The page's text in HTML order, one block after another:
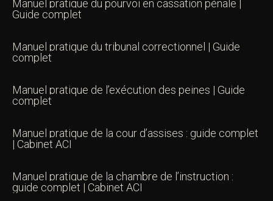
Manuel pratique du pourvoi en cassation pénale |
Guide complet
Manuel pratique du tribunal correctionnel | Guide
complet
Manuel pratique de l’exécution des peines | Guide
complet
Manuel pratique de la cour d’assises : guide complet
| Cabinet ACI
Manuel pratique de la chambre de l’instruction :
guide complet | Cabinet ACI